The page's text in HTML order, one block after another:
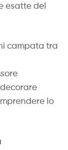
esatte del
campata tra
lo